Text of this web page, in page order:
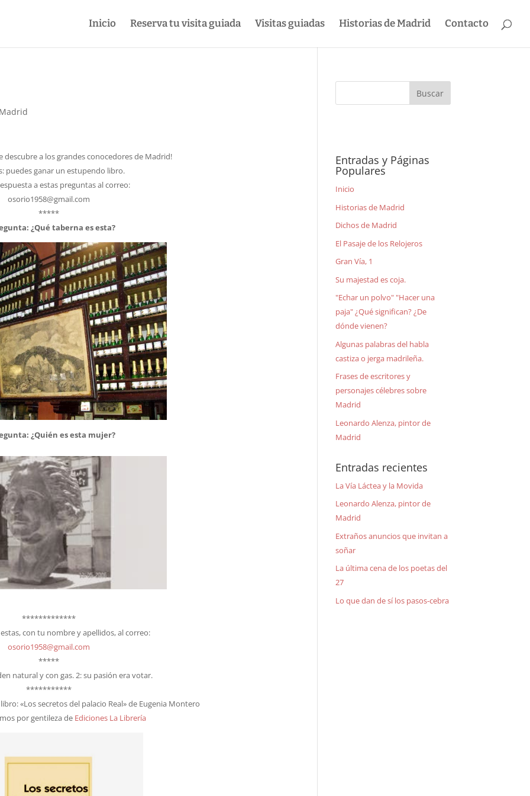
Inicio Reserva tu visita guiada Visitas guiadas Historias de Madrid Contacto
descubre a los grandes conocedores de Madrid!
puedes ganar un estupendo libro.
a estas preguntas al correo:
osorio1958@gmail.com
*****
¿Qué taberna es esta?
¿Quién es esta mujer?
*************
con tu nombre y apellidos, al correo:
osorio1958@gmail.com
*****
natural y con gas. 2: su pasión era votar.
***********
«Los secretos del palacio Real» de Eugenia Montero
por gentileza de Ediciones La Librería
Entradas y Páginas
Populares
Inicio
Historias de Madrid
Dichos de Madrid
El Pasaje de los Relojeros
Gran Vía, 1
Su majestad es coja.
"Echar un polvo" "Hacer una
paja" ¿Qué significan? ¿De
dónde vienen?
Algunas palabras del habla
castiza o jerga madrileña.
Frases de escritores y
personajes célebres sobre
Madrid
Leonardo Alenza, pintor de
Madrid
Entradas recientes
La Vía Láctea y la Movida
Leonardo Alenza, pintor de
Madrid
Extraños anuncios que invitan a
soñar
La última cena de los poetas del
27
Lo que dan de sí los pasos-cebra